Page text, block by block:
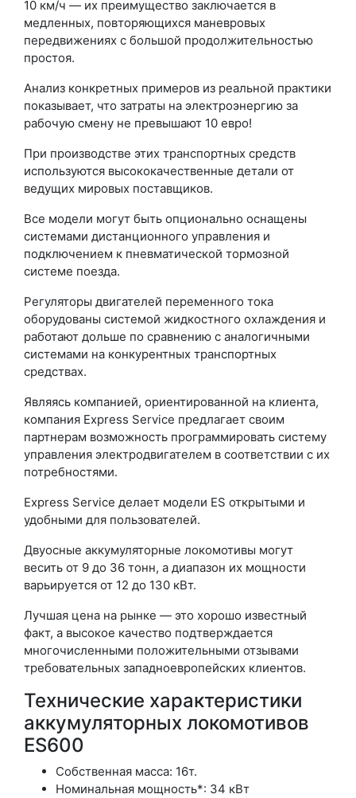
10 км/ч — их преимущество заключается в
медленных, повторяющихся маневровых
передвижениях с большой продолжительностью
простоя.
Анализ конкретных примеров из реальной практики
показывает, что затраты на электроэнергию за
рабочую смену не превышают 10 евро!
При производстве этих транспортных средств
используются высококачественные детали от
ведущих мировых поставщиков.
Все модели могут быть опционально оснащены
системами дистанционного управления и
подключением к пневматической тормозной
системе поезда.
Регуляторы двигателей переменного тока
оборудованы системой жидкостного охлаждения и
работают дольше по сравнению с аналогичными
системами на конкурентных транспортных
средствах.
Являясь компанией, ориентированной на клиента,
компания Express Service предлагает своим
партнерам возможность программировать систему
управления электродвигателем в соответствии с их
потребностями.
Express Service делает модели ES открытыми и
удобными для пользователей.
Двуосные аккумуляторные локомотивы могут
весить от 9 до 36 тонн, а диапазон их мощности
варьируется от 12 до 130 кВт.
Лучшая цена на рынке — это хорошо известный
факт, а высокое качество подтверждается
многочисленными положительными отзывами
требовательных западноевропейских клиентов.
Технические характеристики
аккумуляторных локомотивов
ES600
Собственная масса: 16т.
Номинальная мощность*: 34 кВт